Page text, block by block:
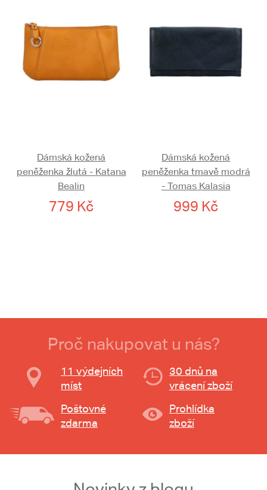
Dámská kožená
peněženka žlutá - Katana
Bealin
779 Kč
Dámská kožená
peněženka tmavě modrá
- Tomas Kalasia
999 Kč
Proč nakupovat u nás?
11 výdejních
míst
30 dnů na
vrácení zboží
Poštovné
zdarma
Prohlídka
zboží